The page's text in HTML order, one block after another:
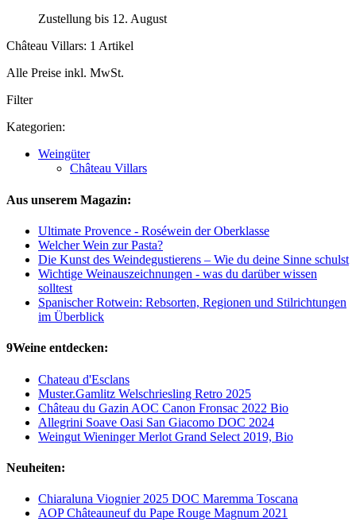
Zustellung bis 12. August
Château Villars: 1 Artikel
Alle Preise inkl. MwSt.
Filter
Kategorien:
Weingüter
Château Villars
Aus unserem Magazin:
Ultimate Provence - Roséwein der Oberklasse
Welcher Wein zur Pasta?
Die Kunst des Weindegustierens – Wie du deine Sinne schulst
Wichtige Weinauszeichnungen - was du darüber wissen
solltest
Spanischer Rotwein: Rebsorten, Regionen und Stilrichtungen
im Überblick
9Weine entdecken:
Chateau d'Esclans
Muster.Gamlitz Welschriesling Retro 2025
Château du Gazin AOC Canon Fronsac 2022 Bio
Allegrini Soave Oasi San Giacomo DOC 2024
Weingut Wieninger Merlot Grand Select 2019, Bio
Neuheiten:
Chiaraluna Viognier 2025 DOC Maremma Toscana
AOP Châteauneuf du Pape Rouge Magnum 2021